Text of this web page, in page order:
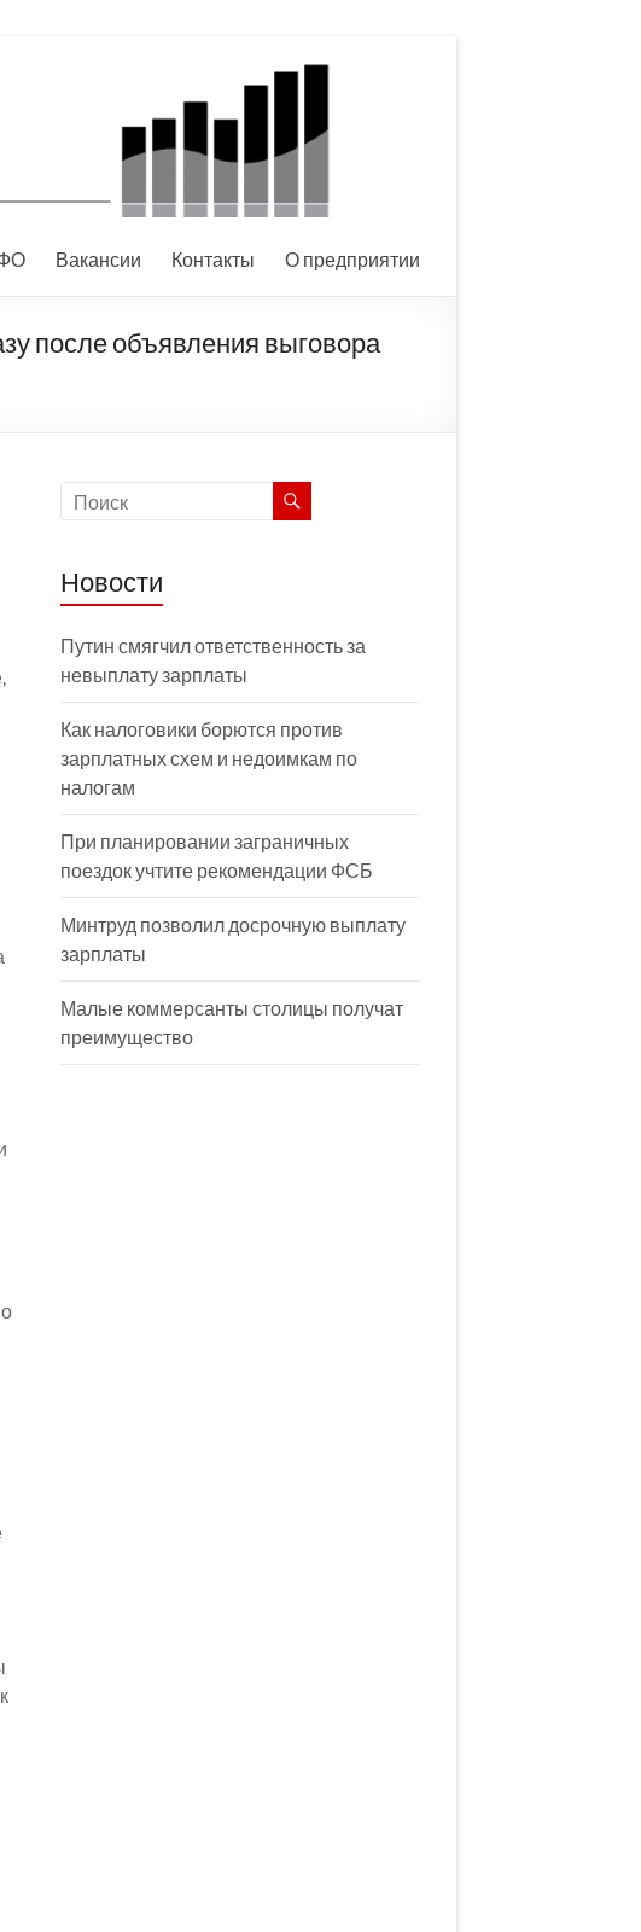
Вакансии Контакты О предприятии
после объявления выговора
Новости
Путин смягчил ответственность за
невыплату зарплаты
Как налоговики борются против
зарплатных схем и недоимкам по
налогам
При планировании заграничных
поездок учтите рекомендации ФСБ
Минтруд позволил досрочную выплату
зарплаты
Малые коммерсанты столицы получат
преимущество